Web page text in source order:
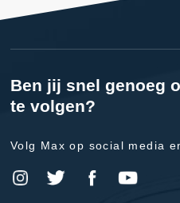
Ben jij snel genoeg
te volgen?
Volg Max op social media